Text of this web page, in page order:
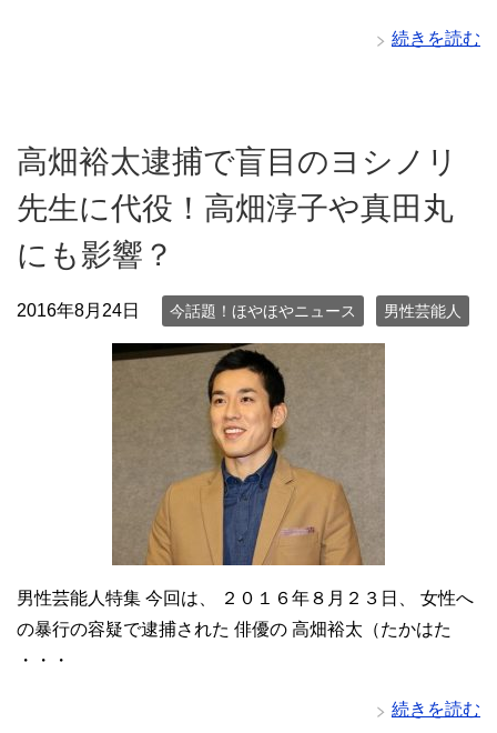
続きを読む
高畑裕太逮捕で盲目のヨシノリ
先生に代役！高畑淳子や真田丸
にも影響？
2016年8月24日 今話題！ほやほやニュース 男性芸能人
男性芸能人特集 今回は、 ２０１６年８月２３日、 女性へ
の暴行の容疑で逮捕された 俳優の 高畑裕太（たかはた
・・・
続きを読む